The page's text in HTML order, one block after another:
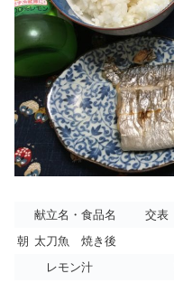
献立名・食品名 交表
朝 太刀魚 焼き後
レモン汁